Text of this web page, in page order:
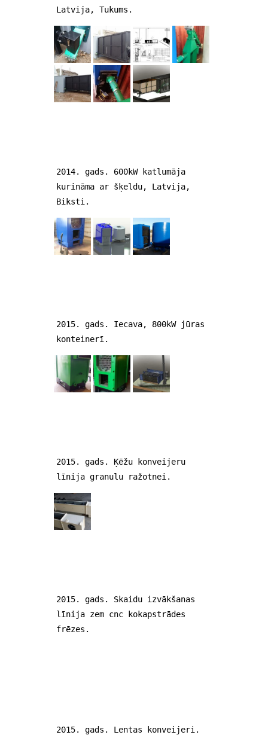
Latvija, Tukums.
2014. gads. 600kW katlumāja
kurināma ar šķeldu, Latvija,
Biksti.
2015. gads. Iecava, 800kW jūras
konteinerī.
2015. gads. Ķēžu konveijeru
līnija granulu ražotnei.
2015. gads. Skaidu izvākšanas
līnija zem cnc kokapstrādes
frēzes.
2015. gads. Lentas konveijeri.